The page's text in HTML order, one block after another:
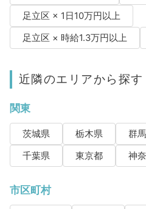
足立区 × 1日10万円以上
足立区 × 時給1.3万円以上
近隣のエリアから探す
関東
茨城県 栃木県 群
千葉県
東京都 神
市区町村